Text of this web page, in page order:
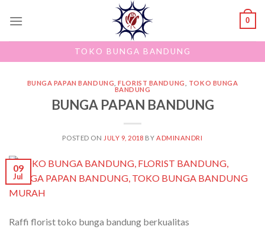
0
TOKO BUNGA BANDUNG
BUNGA PAPAN BANDUNG ,FLORIST BANDUNG
TOKO BUNGA
BANDUNG
BUNGA PAPAN BANDUNG
POSTED ON JULY 9, 2018 BY ADMINANDRI
09
Jul
Raffi florist toko bunga bandung berkualitas